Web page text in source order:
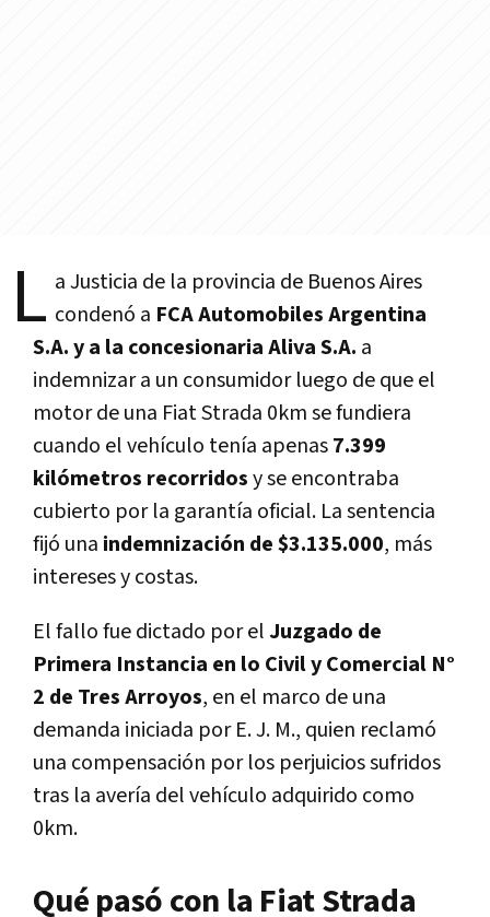
L a Justicia de la provincia de Buenos Aires
condenó a FCA Automobiles Argentina
S.A. y a la concesionaria Aliva S.A. a
indemnizar a un consumidor luego de que el
motor de una Fiat Strada 0km se fundiera
cuando el vehículo tenía apenas7.399
kilómetros recorridosy se encontraba
cubierto por la garantía oficial. La sentencia
fijó una indemnización de $3.135.000, más
intereses y costas.
El fallo fue dictado por elJuzgado de
Primera Instancia en lo Civil y Comercial N°
2 de Tres Arroyos, en el marco de una
demanda iniciada por E. J. M., quien reclamó
una compensación por los perjuicios sufridos
tras la avería del vehículo adquirido como
0km.
Qué pasó con la Fiat Strada